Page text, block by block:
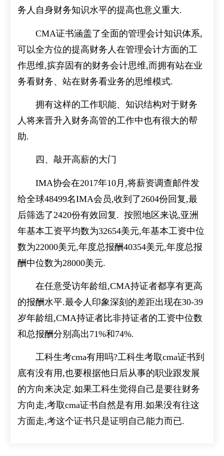
务人自身财务知识水平的提高也意义重大.
CMA证书涵盖了全面的管理会计知识体系,
可以全方位的提高财务人在管理会计方面的工
作思维,摈弃固有的财务会计思维,而拥有站在业
务看财务、站在财务看业务的思维模式.
拥有这样的工作职能、知识结构对于财务
人将来晋升入财务高管的工作中也有很大的帮
助.
四、敲开高薪的大门
IMA协会在2017年10月,将薪资调查邮件发
给全球48499名IMA会员,收到了2604份回复,最
后筛选了2420份有效回复. 按照地区来说,亚洲
年基本工资平均数为32654美元,年基本工资中位
数为22000美元,年度总报酬40354美元,年度总报
酬中位数为28000美元.
在任意受访年龄组,CMA持证者都享有更高
的报酬水平.最令人印象深刻的差距出现在30-39
岁年龄组,CMA持证者比非持证者的工资中位数
和总报酬分别高出71%和74%.
工科生考cma有用吗?工科生考取cma证书到
底有没有用,也要根据他日后从事的职业跟发展
的方向来决定.如果工科生觉得自己是要往财务
方向走,考取cma证书自然是有用.如果没有往这
方面走,考这个证书只是证明自己能力而已.